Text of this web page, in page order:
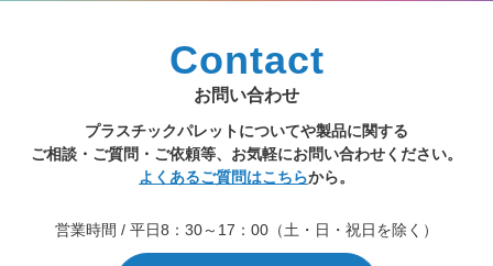
Contact
お問い合わせ
プラスチックパレットについてや製品に関する
ご相談・ご質問・ご依頼等、お気軽にお問い合わせください。
よくあるご質問はこちらから。
営業時間 / 平日8：30～17：00（土・日・祝日を除く）